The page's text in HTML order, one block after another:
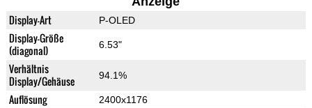
Display-Art P-OLED
Display-Größe
(diagonal)
6.53"
Verhältnis
Display/Gehäuse
94.1%
Auflösung 2400x1176